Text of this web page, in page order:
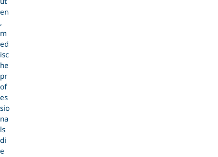
en
,
m
ed
isc
he
pr
of
es
sio
na
ls
di
e